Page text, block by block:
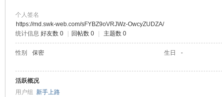
个人签名
https://md.swk-web.com/sFYBZ9oVRJWz-OwcyZUDZA/
统计信息 好友数 0 回帖数 0 主题数 0
性别 保密 生日 -
活跃概况
用户组 新手上路